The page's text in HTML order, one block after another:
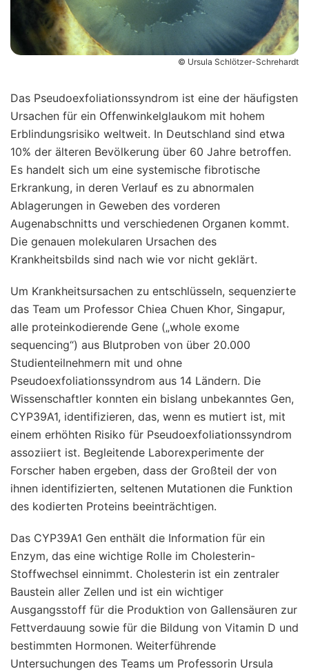
© Ursula Schlötzer-Schrehardt
Das Pseudoexfoliationssyndrom ist eine der häufigsten
Ursachen für ein Offenwinkelglaukom mit hohem
Erblindungsrisiko weltweit. In Deutschland sind etwa
10% der älteren Bevölkerung über 60 Jahre betroffen.
Es handelt sich um eine systemische fibrotische
Erkrankung, in deren Verlauf es zu abnormalen
Ablagerungen in Geweben des vorderen
Augenabschnitts und verschiedenen Organen kommt.
Die genauen molekularen Ursachen des
Krankheitsbilds sind nach wie vor nicht geklärt.
Um Krankheitsursachen zu entschlüsseln, sequenzierte
das Team um Professor Chiea Chuen Khor, Singapur,
alle proteinkodierende Gene („whole exome
sequencing“) aus Blutproben von über 20.000
Studienteilnehmern mit und ohne
Pseudoexfoliationssyndrom aus 14 Ländern. Die
Wissenschaftler konnten ein bislang unbekanntes Gen,
CYP39A1, identifizieren, das, wenn es mutiert ist, mit
einem erhöhten Risiko für Pseudoexfoliationssyndrom
assoziiert ist. Begleitende Laborexperimente der
Forscher haben ergeben, dass der Großteil der von
ihnen identifizierten, seltenen Mutationen die Funktion
des kodierten Proteins beeinträchtigen.
Das CYP39A1 Gen enthält die Information für ein
Enzym, das eine wichtige Rolle im Cholesterin-
Stoffwechsel einnimmt. Cholesterin ist ein zentraler
Baustein aller Zellen und ist ein wichtiger
Ausgangsstoff für die Produktion von Gallensäuren zur
Fettverdauung sowie für die Bildung von Vitamin D und
bestimmten Hormonen. Weiterführende
Untersuchungen des Teams um Professorin Ursula